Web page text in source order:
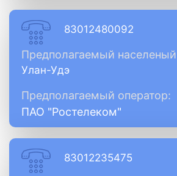
83012480092
Предполагаемый населеный
Улан-Удэ
Предполагаемый оператор:
ПАО "Ростелеком"
83012235475